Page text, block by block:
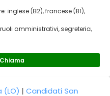
inglese (B2), francese (B1),
amministrativi, segreteria,
Chiama
(LO) |Candidati San